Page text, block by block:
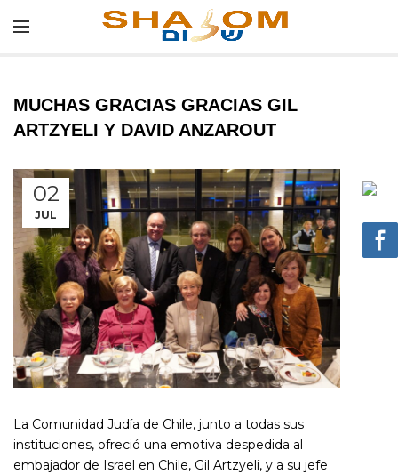
MUCHAS GRACIAS GRACIAS GIL
ARTZYELI Y DAVID ANZAROUT
02
JUL
La Comunidad Judía de Chile, junto a todas sus
instituciones, ofreció una emotiva despedida al
embajador de Israel en Chile, Gil Artzyeli, y a su jefe